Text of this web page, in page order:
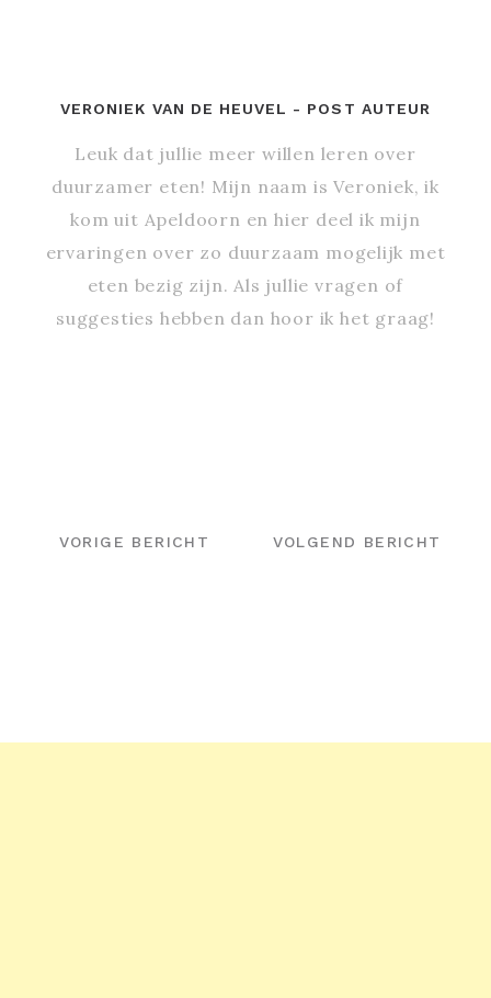
VERONIEK VAN DE HEUVEL - POST AUTEUR
Leuk dat jullie meer willen leren over
duurzamer eten! Mijn naam is Veroniek, ik
kom uit Apeldoorn en hier deel ik mijn
ervaringen over zo duurzaam mogelijk met
eten bezig zijn. Als jullie vragen of
suggesties hebben dan hoor ik het graag!
NAVIGATIE
VORIGE BERICHT VOLGEND BERICHT